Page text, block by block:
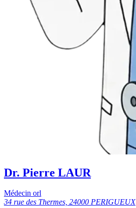
Dr. Pierre LAUR
Médecin orl
34 rue des Thermes, 24000 PERIGUEUX